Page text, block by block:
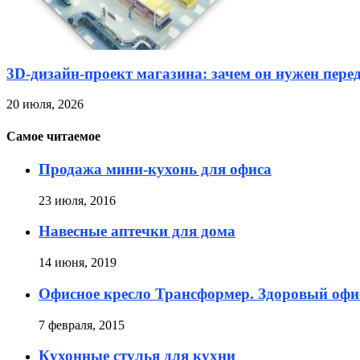
3D-дизайн-проект магазина: зачем он нужен
20 июля, 2026
Самое читаемое
Продажа мини-кухонь для офиса
23 июля, 2016
Навесные аптечки для дома
14 июня, 2019
Офисное кресло Трансформер. Здоровый
7 февраля, 2015
Кухонные стулья для кухни